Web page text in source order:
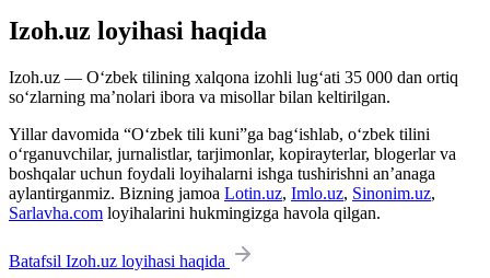
Izoh.uz loyihasi haqida
Izoh.uz — O‘zbek tilining xalqona izohli lug‘ati 35 000 dan ortiq
so‘zlarning ma’nolari ibora va misollar bilan keltirilgan.
Yillar davomida “O‘zbek tili kuni”ga bag‘ishlab, o‘zbek tilini
o‘rganuvchilar, jurnalistlar, tarjimonlar, kopirayterlar, blogerlar va
boshqalar uchun foydali loyihalarni ishga tushirishni an’anaga
aylantirganmiz. Bizning jamoa Lotin.uz, Imlo.uz, Sinonim.uz,
Sarlavha.com loyihalarini hukmingizga havola qilgan.
Batafsil Izoh.uz loyihasi haqida